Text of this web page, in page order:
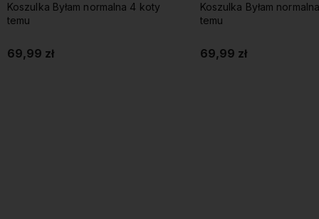
Koszulka Byłam normalna 4 koty
temu
69,99 zł
Koszulka Byłam
temu
69,99 zł